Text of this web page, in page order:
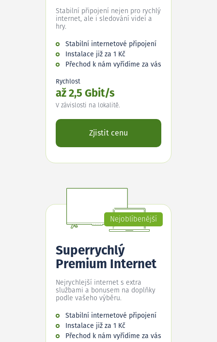
Stabilní připojení nejen pro rychlý
internet, ale i sledování videí a
hry.
Stabilní internetové připojení
Instalace již za 1 Kč
Přechod k nám vyřídíme za vás
Rychlost
až 2,5 Gbit/s
V závislosti na lokalitě.
Zjistit cenu
Nejoblíbenější
Superrychlý
Premium Internet
Nejrychlejší internet s extra
službami a bonusem na doplňky
podle vašeho výběru.
Stabilní internetové připojení
Instalace již za 1 Kč
Přechod k nám vyřídíme za vás